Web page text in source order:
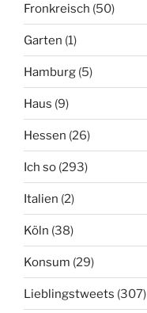
Fronkreisch (50)
Garten (1)
Hamburg (5)
Haus (9)
Hessen (26)
Ich so (293)
Italien (2)
Köln (38)
Konsum (29)
Lieblingstweets (307)